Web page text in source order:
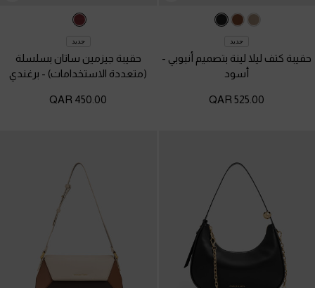
جديد
حقيبة كتف ليلا لينة بتصميم أنبوبي -
أسود
525.00 QAR
جديد
حقيبة جيزمين ساتان بسلسلة
(متعددة الاستخدامات) - برغندي
450.00 QAR